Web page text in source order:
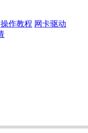
操作教程 网卡驱动